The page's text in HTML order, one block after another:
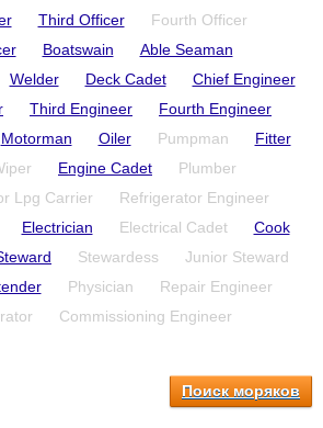
Third Officer
Fourth Officer
Boatswain
Able Seaman
Welder Deck Cadet
Chief Engineer
Third Engineer
Fourth Engineer
Motorman Oiler Pumpman
Fitter
Engine Cadet
Plumber
Lpg Carrier
Refrigerator Engineer
Electrician Electrical Cadet
Cook
Stewardess
Junior Steward
Physician
Repair Engineer
Commissioning Engineer
Поиск моряков